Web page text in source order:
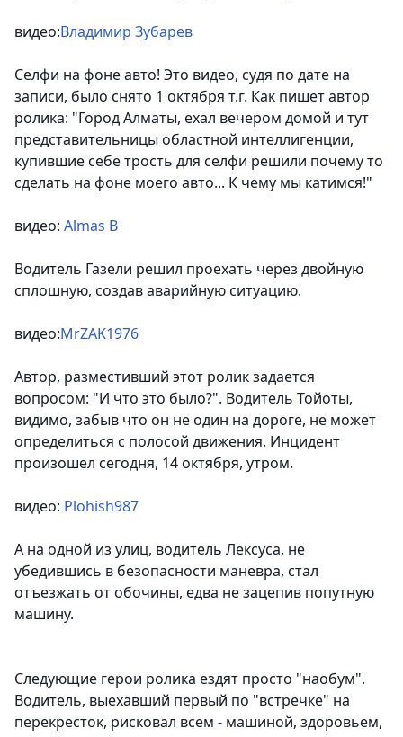
видео:Владимир Зубарев
Селфи на фоне авто! Это видео, судя по дате на
записи, было снято 1 октября т.г. Как пишет автор
ролика: "Город Алматы, ехал вечером домой и тут
представительницы областной интеллигенции,
купившие себе трость для селфи решили почему то
сделать на фоне моего авто... К чему мы катимся!"
видео: Almas B
Водитель Газели решил проехать через двойную
сплошную, создав аварийную ситуацию.
видео:MrZAK1976
Автор, разместивший этот ролик задается
вопросом: "И что это было?". Водитель Тойоты,
видимо, забыв что он не один на дороге, не может
определиться с полосой движения. Инцидент
произошел сегодня, 14 октября, утром.
видео: Plohish987
А на одной из улиц, водитель Лексуса, не
убедившись в безопасности маневра, стал
отъезжать от обочины, едва не зацепив попутную
машину.
Следующие герои ролика ездят просто "наобум".
Водитель, выехавший первый по "встречке" на
перекресток, рисковал всем - машиной, здоровьем,